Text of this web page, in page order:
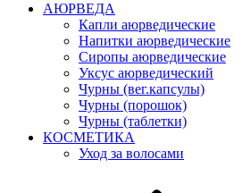
АЮРВЕДА
Капли аюрведические
Напитки аюрведические
Сиропы аюрведические
Уксус аюрведический
Чурны (вег.капсулы)
Чурны (порошок)
Чурны (таблетки)
КОСМЕТИКА
Уход за волосами